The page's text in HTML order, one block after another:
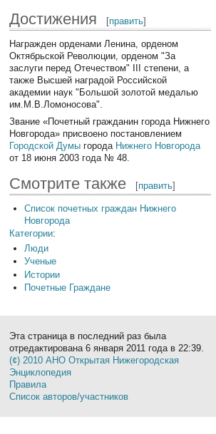
Достижения [править]
Награжден орденами Ленина, орденом
Октябрьской Революции, орденом "За
заслуги перед Отечеством" III степени, а
также Высшей наградой Российской
академии наук "Большой золотой медалью
им.М.В.Ломоносова".
Звание «Почетный гражданин города Нижнего
Новгорода» присвоено постановлением
Городской Думы города Нижнего Новгорода
от 18 июня 2003 года № 48.
Смотрите также [править]
Список почетных граждан Нижнего
Новгорода
Категории:
Люди
Ученые
Истории
Почетные Граждане
Эта страница в последний раз была
отредактирована 6 января 2011 года в 22:39.
(¢) 2010 АНО Открытая Нижегородская
Энциклопедия
Правила
Список авторов/участников